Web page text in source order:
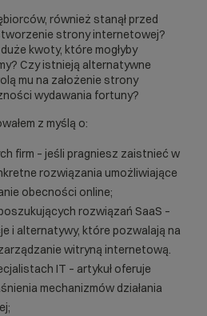
również stanął przed
strony internetowej?
kwoty, które mogłyby
Czy istnieją alternatywne
mu na założenie strony
wydawania fortuny?
z myślą o:
firm – jeśli pragniesz zaistnieć w
rozwiązania umożliwiające
obecności online;
rozwiązań SaaS –
i alternatywy, które pozwalają na
witryną internetową.
IT – artykuł oferuje
mechanizmów działania